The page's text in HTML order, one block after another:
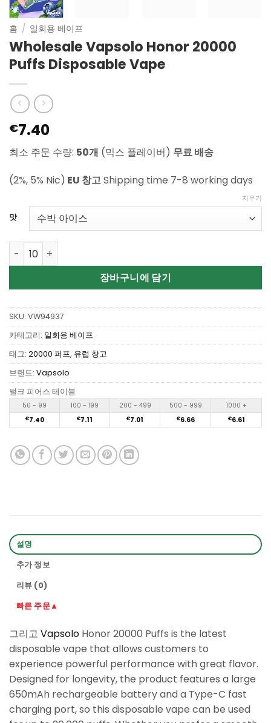
홈 / 일회용 베이프
Wholesale Vapsolo Honor 20000
Puffs Disposable Vape
€7.40
최소 주문 수량: 50개 (믹스 플레이버) 무료 배송
(2%, 5% Nic) EU 창고Shipping time 7-8 working days
맛
지우기
Wholesale Vapsolo Honor 20000 Puffs Disposable Vape
장바구니에 담기
SKU: VW94937
카테고리: 일회용 베이프
태그: 20000 퍼프, 유럽 창고
브랜드: Vapsolo
벌크 피어스 테이블
50 - 99 100 - 199 200 - 499 500 - 999 1000 +
€7.40 €7.11 €7.01 €6.66 €6.61
설명
추가 정보
리뷰 (0)
빠른 주문▲
그리고 Vapsolo Honor 20000 Puffs is the latest
disposable vape that allows customers to
experience powerful performance with great flavor.
Designed for longevity, the product features a large
650mAh rechargeable battery and a Type-C fast
charging port, so this disposable vape can be used